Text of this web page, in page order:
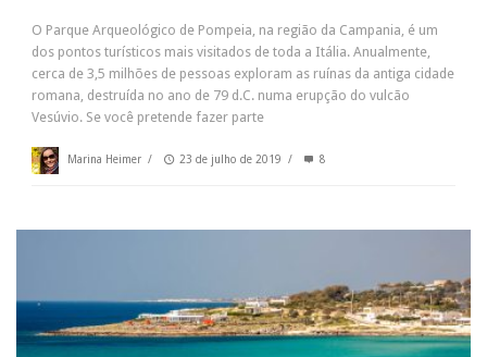
O Parque Arqueológico de Pompeia, na região da Campania, é um
dos pontos turísticos mais visitados de toda a Itália. Anualmente,
cerca de 3,5 milhões de pessoas exploram as ruínas da antiga cidade
romana, destruída no ano de 79 d.C. numa erupção do vulcão
Vesúvio. Se você pretende fazer parte
Marina Heimer / 23 de julho de 2019 / 8